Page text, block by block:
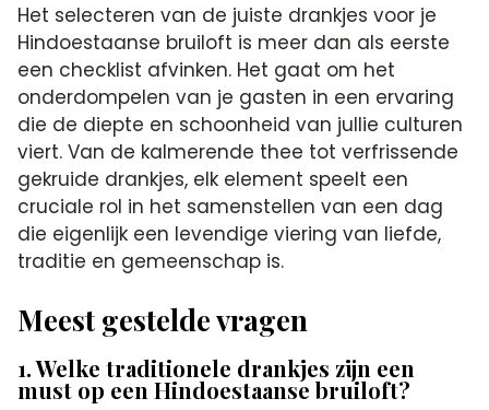
Het selecteren van de juiste drankjes voor je
Hindoestaanse bruiloft is meer dan als eerste
een checklist afvinken. Het gaat om het
onderdompelen van je gasten in een ervaring
die de diepte en schoonheid van jullie culturen
viert. Van de kalmerende thee tot verfrissende
gekruide drankjes, elk element speelt een
cruciale rol in het samenstellen van een dag
die eigenlijk een levendige viering van liefde,
traditie en gemeenschap is.
Meest gestelde vragen
1. Welke traditionele drankjes zijn een
must op een Hindoestaanse bruiloft?